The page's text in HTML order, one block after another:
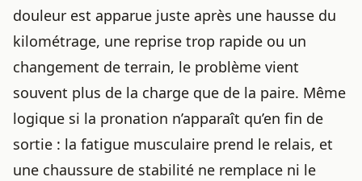
douleur est apparue juste après une hausse du
kilométrage, une reprise trop rapide ou un
changement de terrain, le problème vient
souvent plus de la charge que de la paire. Même
logique si la pronation n’apparaît qu’en fin de
sortie : la fatigue musculaire prend le relais, et
une chaussure de stabilité ne remplace ni le